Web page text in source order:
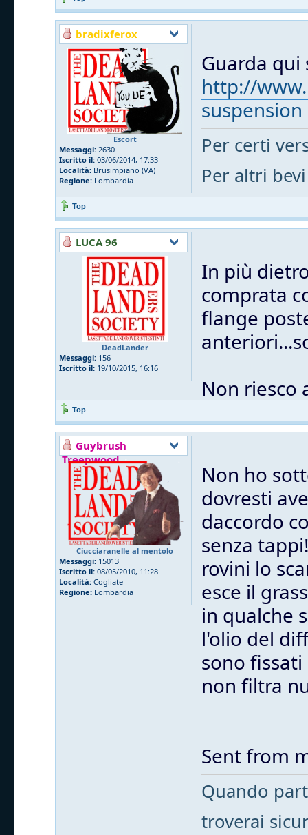
bradixferox
Escort
Messaggi: 2630
Iscritto il: 03/06/2014, 17:33
Località: Brusimpiano (VA)
Regione: Lombardia
Guarda qui
http://
suspension
Per certi
Per altri bevi
Top
LUCA 96
DeadLander
Messaggi: 156
Iscritto il: 19/10/2015, 16:16
In più
comprata
flange
Non riesco
Top
Guybrush
Treepwood
Ciucciaranelle al mentolo
Messaggi: 15013
Iscritto il: 08/05/2010, 11:28
Località: Cogliate
Regione: Lombardia
Non ho
dovresti
daccordo
senza
rovini lo
esce il
in qualche
l'olio del
sono
non filtra
Sent from
Quando
troverai